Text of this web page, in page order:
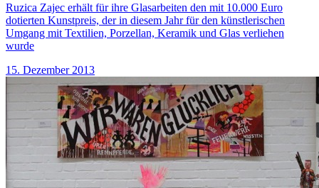
Ruzica Zajec erhält für ihre Glasarbeiten den mit 10.000 Euro
dotierten Kunstpreis, der in diesem Jahr für den künstlerischen
Umgang mit Textilien, Porzellan, Keramik und Glas verliehen
wurde
15. Dezember 2013